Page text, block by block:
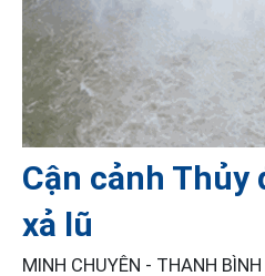
Cận cảnh Thủy
xả lũ
MINH CHUYÊN - THANH BÌNH |